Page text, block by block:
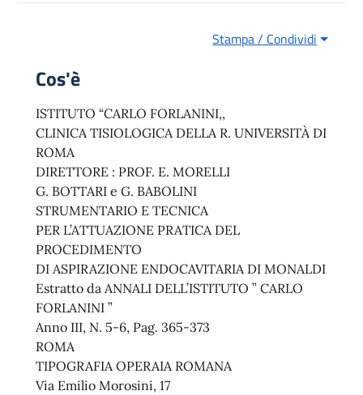
Stampa / Condividi
Cos'è
ISTITUTO “CARLO FORLANINI,,
CLINICA TISIOLOGICA DELLA R. UNIVERSITÀ DI
ROMA
DIRETTORE : PROF. E. MORELLI
G. BOTTARI e G. BABOLINI
STRUMENTARIO E TECNICA
PER L’ATTUAZIONE PRATICA DEL
PROCEDIMENTO
DI ASPIRAZIONE ENDOCAVITARIA DI MONALDI
Estratto da ANNALI DELL’ISTITUTO ” CARLO
FORLANINI ”
Anno III, N. 5-6, Pag. 365-373
ROMA
TIPOGRAFIA OPERAIA ROMANA
Via Emilio Morosini, 17